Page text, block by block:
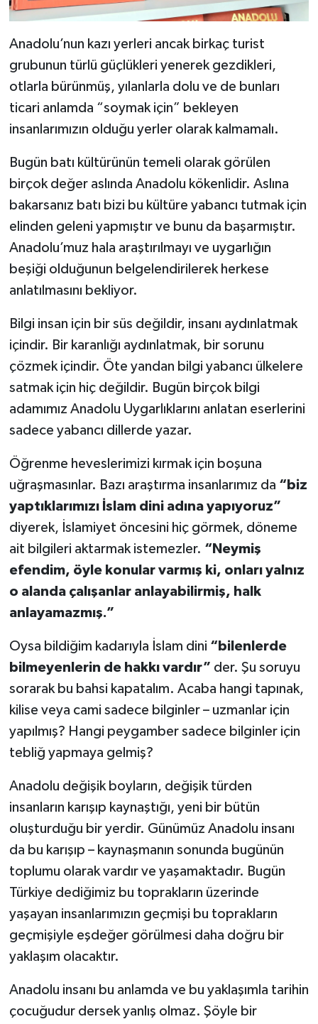
Anadolu’nun kazı yerleri ancak birkaç turist
grubunun türlü güçlükleri yenerek gezdikleri,
otlarla bürünmüş, yılanlarla dolu ve de bunları
ticari anlamda “soymak için” bekleyen
insanlarımızın olduğu yerler olarak kalmamalı.
Bugün batı kültürünün temeli olarak görülen
birçok değer aslında Anadolu kökenlidir. Aslına
bakarsanız batı bizi bu kültüre yabancı tutmak için
elinden geleni yapmıştır ve bunu da başarmıştır.
Anadolu’muz hala araştırılmayı ve uygarlığın
beşiği olduğunun belgelendirilerek herkese
anlatılmasını bekliyor.
Bilgi insan için bir süs değildir, insanı aydınlatmak
içindir. Bir karanlığı aydınlatmak, bir sorunu
çözmek içindir. Öte yandan bilgi yabancı ülkelere
satmak için hiç değildir. Bugün birçok bilgi
adamımız Anadolu Uygarlıklarını anlatan eserlerini
sadece yabancı dillerde yazar.
Öğrenme heveslerimizi kırmak için boşuna
uğraşmasınlar. Bazı araştırma insanlarımız da “biz
yaptıklarımızı İslam dini adına yapıyoruz”
diyerek, İslamiyet öncesini hiç görmek, döneme
ait bilgileri aktarmak istemezler. “Neymiş
efendim, öyle konular varmış ki, onları yalnız
o alanda çalışanlar anlayabilirmiş, halk
anlayamazmış.”
Oysa bildiğim kadarıyla İslam dini “bilenlerde
bilmeyenlerin de hakkı vardır” der. Şu soruyu
sorarak bu bahsi kapatalım. Acaba hangi tapınak,
kilise veya cami sadece bilginler – uzmanlar için
yapılmış? Hangi peygamber sadece bilginler için
tebliğ yapmaya gelmiş?
Anadolu değişik boyların, değişik türden
insanların karışıp kaynaştığı, yeni bir bütün
oluşturduğu bir yerdir. Günümüz Anadolu insanı
da bu karışıp – kaynaşmanın sonunda bugünün
toplumu olarak vardır ve yaşamaktadır. Bugün
Türkiye dediğimiz bu toprakların üzerinde
yaşayan insanlarımızın geçmişi bu toprakların
geçmişiyle eşdeğer görülmesi daha doğru bir
yaklaşım olacaktır.
Anadolu insanı bu anlamda ve bu yaklaşımla tarihin
çocuğudur dersek yanlış olmaz. Şöyle bir